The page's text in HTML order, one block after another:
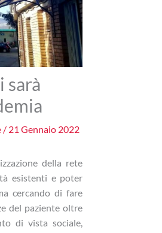
sarà
/ 21 Gennaio 2022
della rete
esistenti e poter
cercando di fare
del paziente oltre
di vista sociale,